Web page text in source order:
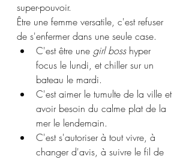
super-pouvoir.
Être une femme versatile, c'est refuser
de s'enfermer dans une seule case.
C'est être une girl boss hyper
focus le lundi, et chiller sur un
bateau le mardi.
C'est aimer le tumulte de la ville et
avoir besoin du calme plat de la
mer le lendemain.
C'est s'autoriser à tout vivre, à
changer d'avis, à suivre le fil de